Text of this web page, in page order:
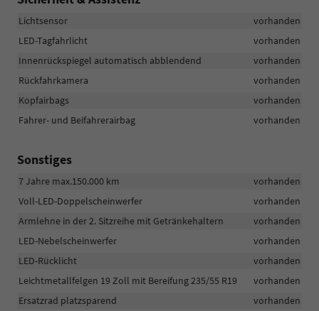
Lichtsensor
vorhanden
LED-Tagfahrlicht
vorhanden
Innenrückspiegel automatisch abblendend
vorhanden
Rückfahrkamera
vorhanden
Kopfairbags
vorhanden
Fahrer- und Beifahrerairbag
vorhanden
Sonstiges
7 Jahre max.150.000 km
vorhanden
Voll-LED-Doppelscheinwerfer
vorhanden
Armlehne in der 2. Sitzreihe mit Getränkehaltern
vorhanden
LED-Nebelscheinwerfer
vorhanden
LED-Rücklicht
vorhanden
Leichtmetallfelgen 19 Zoll mit Bereifung 235/55 R19
vorhanden
Ersatzrad platzsparend
vorhanden